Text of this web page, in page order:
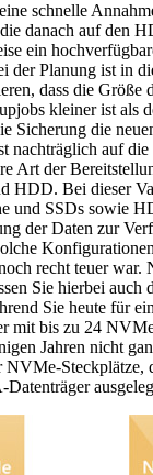
schnelle
danach auf den
ein
der Planung ist in
dass die Größe
kleiner ist als
Sicherung die
nachträglich auf
Art der
HDD. Bei dieser
und SSDs sowie
der Daten zur
recht teuer war.
Sie hierbei auch
Sie heute für
mit bis zu 24
Jahren nicht
NVMe-Steckplätze,